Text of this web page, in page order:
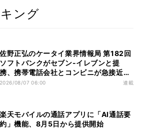
ング
佐野正弘のケータイ業界情報局 第182回
ソフトバンクがセブン-イレブンと提
携、携帯電話会社とコンビニが急接近す
る理由は
2026/08/07 06:00 連載
楽天モバイルの通話アプリに「AI通話要
約」機能、8月5日から提供開始